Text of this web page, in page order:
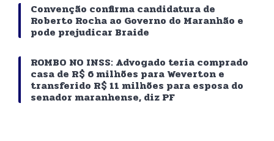
Convenção confirma candidatura de
Roberto Rocha ao Governo do Maranhão e
pode prejudicar Braide
ROMBO NO INSS: Advogado teria comprado
casa de R$ 6 milhões para Weverton e
transferido R$ 11 milhões para esposa do
senador maranhense, diz PF